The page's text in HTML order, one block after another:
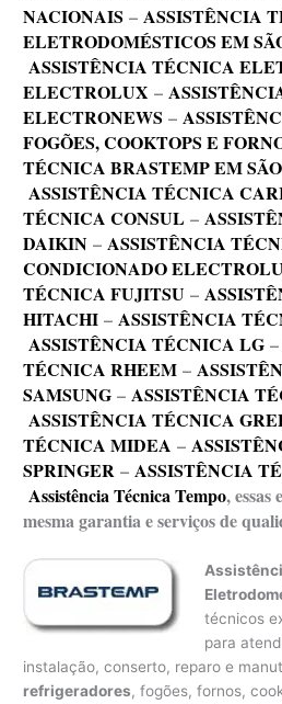
NACIONAIS –ASSISTÊNCIA
ELETRODOMÉSTICOS EM
ASSISTÊNCIA TÉCNICA
ELECTROLUX –
ELECTRONEWS –
FOGÕES, COOKTOPS E
TÉCNICA BRASTEMP EM
ASSISTÊNCIA TÉCNICA
TÉCNICA CONSUL –
DAIKIN –ASSISTÊNCIA
CONDICIONADO
TÉCNICA FUJITSU –
HITACHI –ASSISTÊNCIA
ASSISTÊNCIA TÉCNICA LG
TÉCNICA RHEEM –
SAMSUNG –ASSISTÊNCIA
ASSISTÊNCIA TÉCNICA
TÉCNICA MIDEA –
SPRINGER –ASSISTÊNCIA
Assistência Técnica Tempo, essas
mesma garantia e serviços de
técnicos
para
instalação, conserto, reparo e
refrigeradores, fogões, fornos,